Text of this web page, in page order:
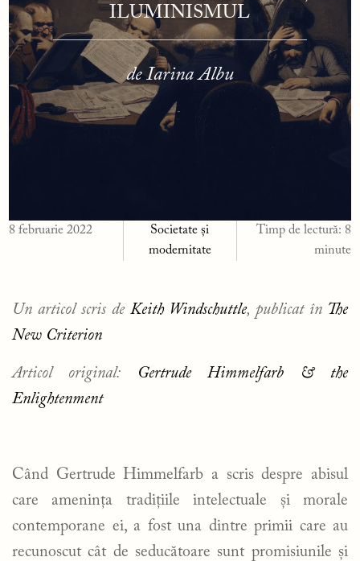
ILUMINISMUL
de Iarina Albu
8 februarie 2022
Societate și
modernitate
Timp de lectură: 8
minute
Un articol scris de Keith Windschuttle, publicat în The
New Criterion
Articol original:
Gertrude Himmelfarb & the
Enlightenment
Când Gertrude Himmelfarb a scris despre abisul
care amenința tradițiile intelectuale și morale
contemporane ei, a fost una dintre primii care au
recunoscut cât de seducătoare sunt promisiunile și